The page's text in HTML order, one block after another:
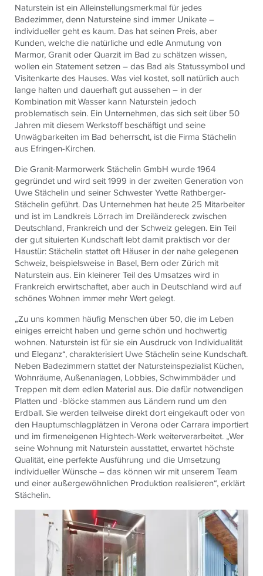
Naturstein ist ein Alleinstellungsmerkmal für jedes
Badezimmer, denn Natursteine sind immer Unikate –
individueller geht es kaum. Das hat seinen Preis, aber
Kunden, welche die natürliche und edle Anmutung von
Marmor, Granit oder Quarzit im Bad zu schätzen wissen,
wollen ein Statement setzen – das Bad als Statussymbol und
Visitenkarte des Hauses. Was viel kostet, soll natürlich auch
lange halten und dauerhaft gut aussehen – in der
Kombination mit Wasser kann Naturstein jedoch
problematisch sein. Ein Unternehmen, das sich seit über 50
Jahren mit diesem Werkstoff beschäftigt und seine
Unwägbarkeiten im Bad beherrscht, ist die Firma Stächelin
aus Efringen-Kirchen.
Die Granit-Marmorwerk Stächelin GmbH wurde 1964
gegründet und wird seit 1999 in der zweiten Generation von
Uwe Stächelin und seiner Schwester Yvette Rathberger-
Stächelin geführt. Das Unternehmen hat heute 25 Mitarbeiter
und ist im Landkreis Lörrach im Dreiländereck zwischen
Deutschland, Frankreich und der Schweiz gelegen. Ein Teil
der gut situierten Kundschaft lebt damit praktisch vor der
Haustür: Stächelin stattet oft Häuser in der nahe gelegenen
Schweiz, beispielsweise in Basel, Bern oder Zürich mit
Naturstein aus. Ein kleinerer Teil des Umsatzes wird in
Frankreich erwirtschaftet, aber auch in Deutschland wird auf
schönes Wohnen immer mehr Wert gelegt.
„Zu uns kommen häufig Menschen über 50, die im Leben
einiges erreicht haben und gerne schön und hochwertig
wohnen. Naturstein ist für sie ein Ausdruck von Individualität
und Eleganz“, charakterisiert Uwe Stächelin seine Kundschaft.
Neben Badezimmern stattet der Natursteinspezialist Küchen,
Wohnräume, Außenanlagen, Lobbies, Schwimmbäder und
Treppen mit dem edlen Material aus. Die dafür notwendigen
Platten und -blöcke stammen aus Ländern rund um den
Erdball. Sie werden teilweise direkt dort eingekauft oder von
den Hauptumschlagplätzen in Verona oder Carrara importiert
und im firmeneigenen Hightech-Werk weiterverarbeitet. „Wer
seine Wohnung mit Naturstein ausstattet, erwartet höchste
Qualität, eine perfekte Ausführung und die Umsetzung
individueller Wünsche – das können wir mit unserem Team
und einer außergewöhnlichen Produktion realisieren“, erklärt
Stächelin.